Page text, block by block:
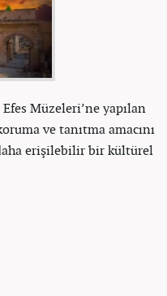
Müzeleri’ne yapılan
ve tanıtma amacını
erişilebilir bir kültürel